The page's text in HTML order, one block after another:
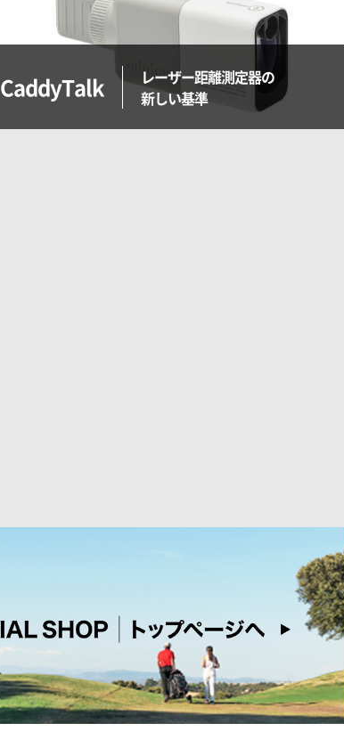
CaddyTalk
レーザー距離測定器の
新しい基準